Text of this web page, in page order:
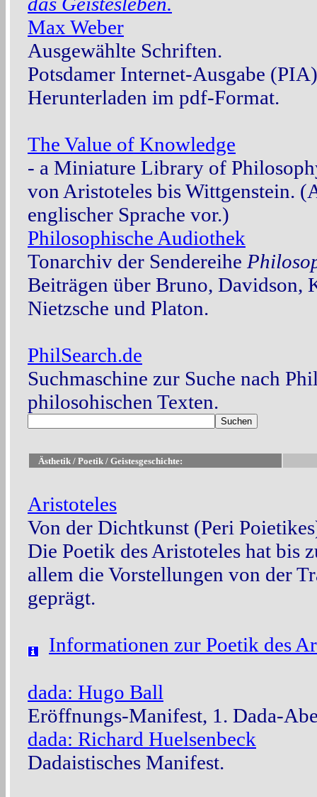
Max Weber
Ausgewählte Schriften.
Potsdamer Internet-Ausgabe
Herunterladen im pdf-Format.
The Value of Knowledge
- a Miniature Library of
von Aristoteles bis Wittgenstein.
englischer Sprache vor.)
Philosophische Audiothek
Tonarchiv der Sendereihe
Beiträgen über Bruno, Davidson,
Nietzsche und Platon.
PhilSearch.de
Suchmaschine zur Suche nach
philosohischen Texten.
Ästhetik / Poetik / Geistesgeschichte:
Aristoteles
Von der Dichtkunst (Peri
Die Poetik des Aristoteles hat bis
allem die Vorstellungen von der
geprägt.
Informationen zur Poetik des
dada: Hugo Ball
Eröffnungs-Manifest, 1. Dada-
dada: Richard Huelsenbeck
Dadaistisches Manifest.